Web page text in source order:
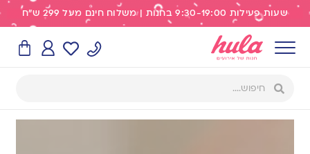
שעות פעילות 9:30-19:00 בחנות | משלוח חינם מעל 299 ש"ח